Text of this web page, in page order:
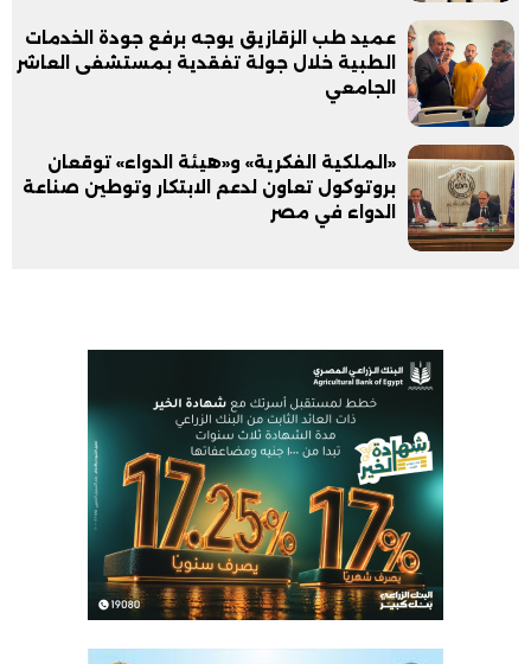
عميد طب الزقازيق يوجه برفع جودة الخدمات
الطبية خلال جولة تفقدية بمستشفى العاشر
الجامعي
«الملكية الفكرية» و«هيئة الدواء» توقعان
بروتوكول تعاون لدعم الابتكار وتوطين صناعة
الدواء في مصر